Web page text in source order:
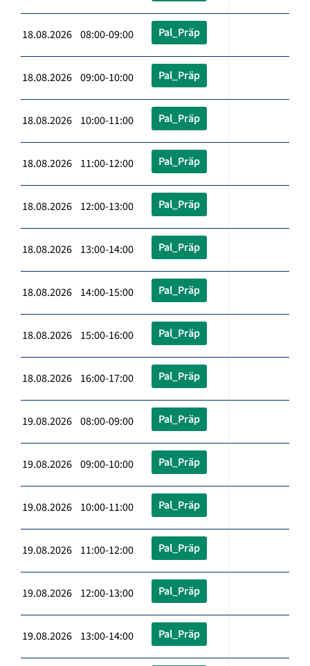
18.08.2026 08:00-09:00 Pal_Präp
18.08.2026 09:00-10:00 Pal_Präp
18.08.2026 10:00-11:00 Pal_Präp
18.08.2026 11:00-12:00 Pal_Präp
18.08.2026 12:00-13:00 Pal_Präp
18.08.2026 13:00-14:00 Pal_Präp
18.08.2026 14:00-15:00 Pal_Präp
18.08.2026 15:00-16:00 Pal_Präp
18.08.2026 16:00-17:00 Pal_Präp
19.08.2026 08:00-09:00 Pal_Präp
19.08.2026 09:00-10:00 Pal_Präp
19.08.2026 10:00-11:00 Pal_Präp
19.08.2026 11:00-12:00 Pal_Präp
19.08.2026 12:00-13:00 Pal_Präp
19.08.2026 13:00-14:00 Pal_Präp